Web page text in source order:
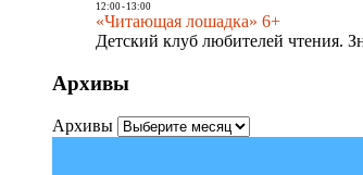
12:00- 13:00
«Читающая лошадка» 6+
Детский клуб любителей чтения.
Архивы
Архивы